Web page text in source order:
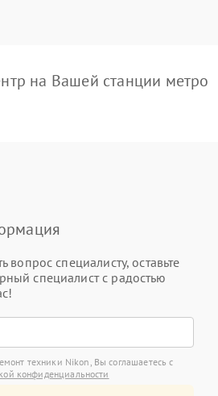
на Вашей станции метро
вопрос специалисту, оставьте
специалист с радостью
техники Nikon, Вы соглашаетесь с
конфиденциальности